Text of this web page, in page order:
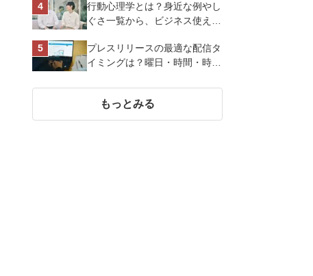
行動心理学とは？身近な例やし
ぐさ一覧から、ビジネス使える
プレスリリースの最適な配信タ
イミングは？曜日・時間・時期
化させよう
もっとみる